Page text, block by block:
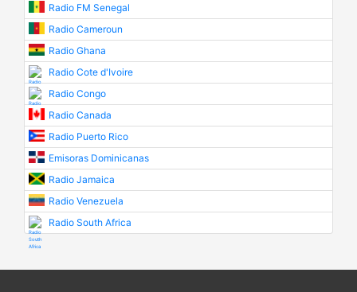
Radio FM Senegal
Radio Cameroun
Radio Ghana
Radio Cote d'Ivoire
Radio Congo
Radio Canada
Radio Puerto Rico
Emisoras Dominicanas
Radio Jamaica
Radio Venezuela
Radio South Africa